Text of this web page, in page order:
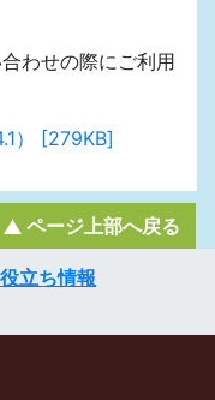
わせの際にご利用
） [279KB]
立ち情報
ページ上部へ戻る